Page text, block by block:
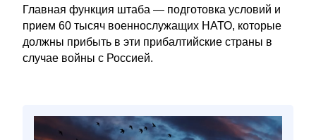
Главная функция штаба — подготовка условий и
прием 60 тысяч военнослужащих НАТО, которые
должны прибыть в эти прибалтийские страны в
случае войны с Россией.